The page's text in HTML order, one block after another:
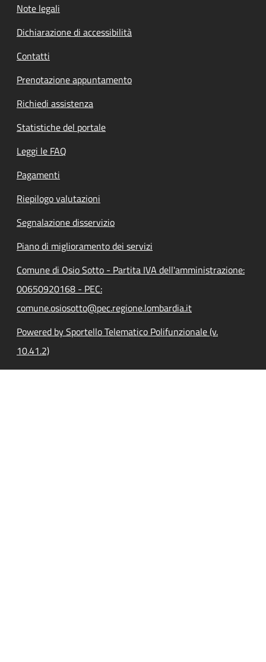
Note legali
Dichiarazione di accessibilità
Contatti
Prenotazione appuntamento
Richiedi assistenza
Statistiche del portale
Leggi le FAQ
Pagamenti
Riepilogo valutazioni
Segnalazione disservizio
Piano di miglioramento dei servizi
Comune di Osio Sotto - Partita IVA dell'amministrazione:
00650920168 - PEC:
comune.osiosotto@pec.regione.lombardia.it
Powered by Sportello Telematico Polifunzionale (v.
10.41.2)